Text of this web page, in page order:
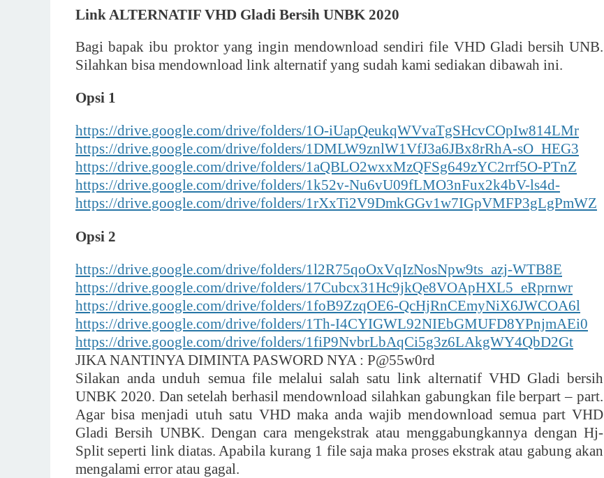
Link ALTERNATIF VHD Gladi Bersih UNBK 2020
Bagi bapak ibu proktor yang ingin mendownload sendiri file VHD Gladi bersih UNB.
Silahkan bisa mendownload link alternatif yang sudah kami sediakan dibawah ini.
Opsi 1
https://drive.google.com/drive/folders/1O-iUapQeukqWVvaTgSHcvCOpIw814LMr
https://drive.google.com/drive/folders/1DMLW9znlW1VfJ3a6JBx8rRhA-sO_HEG3
https://drive.google.com/drive/folders/1aQBLO2wxxMzQFSg649zYC2rrf5O-PTnZ
https://drive.google.com/drive/folders/1k52v-Nu6vU09fLMO3nFux2k4bV-ls4d-
https://drive.google.com/drive/folders/1rXxTi2V9DmkGGv1w7IGpVMFP3gLgPmWZ
Opsi 2
https://drive.google.com/drive/folders/1l2R75qoOxVqIzNosNpw9ts_azj-WTB8E
https://drive.google.com/drive/folders/17Cubcx31Hc9jkQe8VOApHXL5_eRprnwr
https://drive.google.com/drive/folders/1foB9ZzqOE6-QcHjRnCEmyNiX6JWCOA6l
https://drive.google.com/drive/folders/1Th-I4CYIGWL92NIEbGMUFD8YPnjmAEi0
https://drive.google.com/drive/folders/1fiP9NvbrLbAqCi5g3z6LAkgWY4QbD2Gt
JIKA NANTINYA DIMINTA PASWORD NYA : P@55w0rd
Silakan anda unduh semua file melalui salah satu link alternatif VHD Gladi bersih
UNBK 2020. Dan setelah berhasil mendownload silahkan gabungkan file berpart – part.
Agar bisa menjadi utuh satu VHD maka anda wajib mendownload semua part VHD
Gladi Bersih UNBK. Dengan cara mengekstrak atau menggabungkannya dengan Hj-
Split seperti link diatas. Apabila kurang 1 file saja maka proses ekstrak atau gabung akan
mengalami error atau gagal.